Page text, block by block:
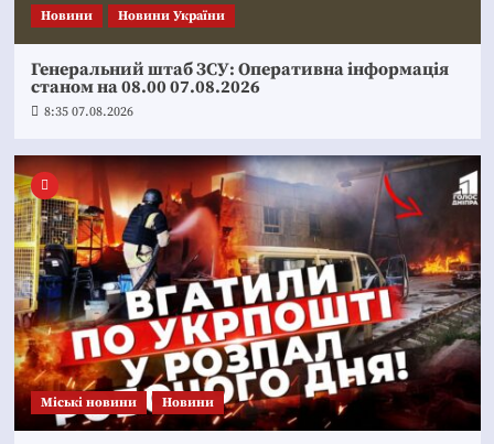
Новини Новини України
Генеральний штаб ЗСУ: Оперативна інформація
станом на 08.00 07.08.2026
8:35 07.08.2026
Mіські новини Новини